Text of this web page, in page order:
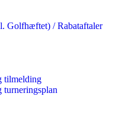
Golfhæftet) / Rabataftaler
tilmelding
turneringsplan